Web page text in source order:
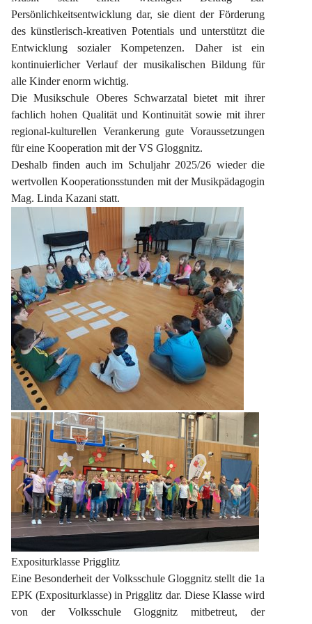
Persönlichkeitsentwicklung dar, sie dient der Förderung
des künstlerisch-kreativen Potentials und unterstützt die
Entwicklung sozialer Kompetenzen. Daher ist ein
kontinuierlicher Verlauf der musikalischen Bildung für
alle Kinder enorm wichtig.
Die Musikschule Oberes Schwarzatal bietet mit ihrer
fachlich hohen Qualität und Kontinuität sowie mit ihrer
regional-kulturellen Verankerung gute Voraussetzungen
für eine Kooperation mit der VS Gloggnitz.
Deshalb finden auch im Schuljahr 2025/26 wieder die
wertvollen Kooperationsstunden mit der Musikpädagogin
Mag. Linda Kazani statt.
Expositurklasse Prigglitz
Eine Besonderheit der Volksschule Gloggnitz stellt die 1a
EPK (Expositurklasse) in Prigglitz dar. Diese Klasse wird
von der Volksschule Gloggnitz mitbetreut, der